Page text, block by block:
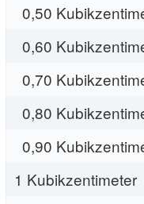
0,50
0,60
0,70
0,80
0,90
1